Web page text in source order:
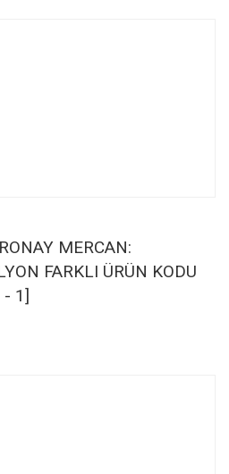
MERCAN:
FARKLI ÜRÜN KODU
- 1]